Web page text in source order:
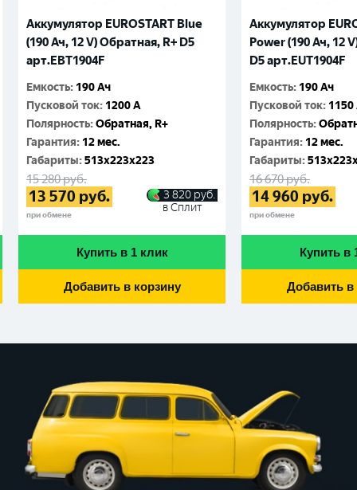
Аккумулятор EUROSTART Blue
(190 Ач, 12 V) Обратная, R+ D5
арт.EBT1904F
Емкость: 190 Ач
Пусковой ток: 1200 A
Полярность:Обратная, R+
Гарантия: 12 мес.
Габариты:513x223x223
15 280руб.
13 570 руб.
при обмене
3 820 руб.
в Сплит
Купить в 1 клик
Добавить в корзину
Аккумулятор
Power (190 Ач, 12
D5 арт.EUT1904F
Емкость: 190 Ач
Пусковой ток: 1150
Полярность:
Гарантия: 12 мес.
Габариты:
16 670руб.
14 960 руб.
при обмене
Купить в
Добавить в